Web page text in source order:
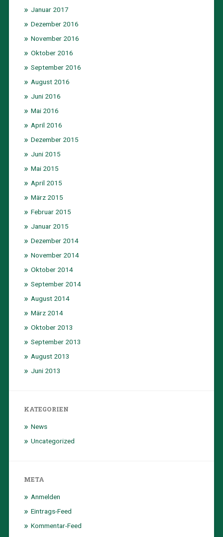
Januar 2017
Dezember 2016
November 2016
Oktober 2016
September 2016
August 2016
Juni 2016
Mai 2016
April 2016
Dezember 2015
Juni 2015
Mai 2015
April 2015
März 2015
Februar 2015
Januar 2015
Dezember 2014
November 2014
Oktober 2014
September 2014
August 2014
März 2014
Oktober 2013
September 2013
August 2013
Juni 2013
KATEGORIEN
News
Uncategorized
META
Anmelden
Eintrags-Feed
Kommentar-Feed